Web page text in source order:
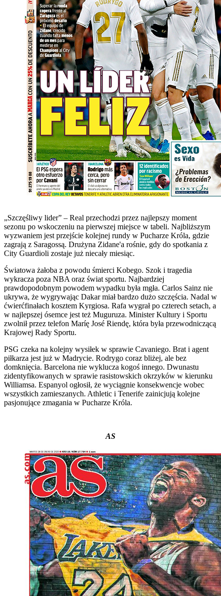
„Szczęśliwy lider” – Real przechodzi przez najlepszy moment
sezonu po wskoczeniu na pierwszej miejsce w tabeli. Najbliższym
wyzwaniem jest przejście kolejnej rundy w Pucharze Króla, gdzie
zagrają z Saragossą. Drużyna Zidane'a rośnie, gdy do spotkania z
City Guardioli zostaje już niecały miesiąc.
Światowa żałoba z powodu śmierci Kobego. Szok i tragedia
wykracza poza NBA oraz świat sportu. Najbardziej
prawdopodobnym powodem wypadku była mgła. Carlos Sainz nie
ukrywa, że wygrywając Dakar miał bardzo dużo szczęścia. Nadal w
ćwierćfinałach kosztem Kyrgiosa. Rafa wygrał po czterech setach, a
w najlepszej ósemce jest też Muguruza. Minister Kultury i Sportu
zwolnił przez telefon Maríę José Riendę, która była przewodniczącą
Krajowej Rady Sportu.
PSG czeka na kolejny wysiłek w sprawie Cavaniego. Brat i agent
piłkarza jest już w Madrycie. Rodrygo coraz bliżej, ale bez
domknięcia. Barcelona nie wyklucza kogoś innego. Dwunastu
zidentyfikowanych w sprawie rasistowskich okrzyków w kierunku
Williamsa. Espanyol ogłosił, że wyciągnie konsekwencje wobec
wszystkich zamieszanych. Athletic i Tenerife zainicjują kolejne
pasjonujące zmagania w Pucharze Króla.
AS